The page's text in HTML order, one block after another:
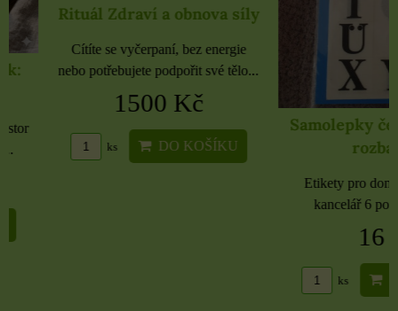
Rituál Zdraví a obnova síly
Cítíte se vyčerpaní, bez energie
nebo potřebujete podpořit své tělo...
1500 Kč
DO KOŠÍKU
Samolepky černé
rozbaleno
Etikety pro
kancelář 6 použitých
16 Kč
DO